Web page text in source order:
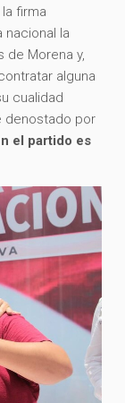
firma
la
de Morena y,
alguna
cualidad
denostado por
el partido es